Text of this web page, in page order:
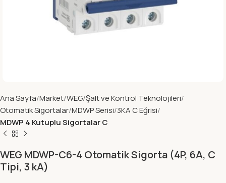
Ana Sayfa Market WEG Şalt ve Kontrol Teknolojileri
Otomatik Sigortalar MDWP Serisi 3KA C Eğrisi
MDWP 4 Kutuplu Sigortalar C
WEG MDWP-C6-4 Otomatik Sigorta (4P, 6A, C
Tipi, 3 kA)